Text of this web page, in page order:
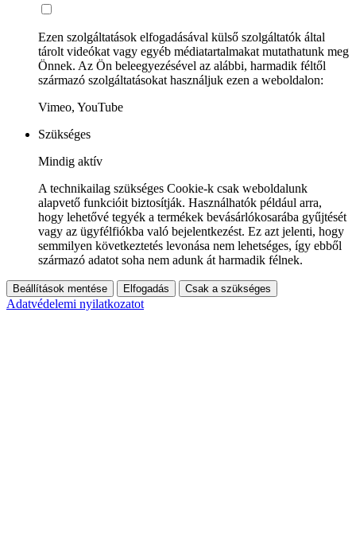
Ezen szolgáltatások elfogadásával külső szolgáltatók által
tárolt videókat vagy egyéb médiatartalmakat mutathatunk meg
Önnek. Az Ön beleegyezésével az alábbi, harmadik féltől
származó szolgáltatásokat használjuk ezen a weboldalon:
Vimeo, YouTube
Szükséges
Mindig aktív
A technikailag szükséges Cookie-k csak weboldalunk
alapvető funkcióit biztosítják. Használhatók például arra,
hogy lehetővé tegyék a termékek bevásárlókosarába gyűjtését
vagy az ügyfélfiókba való bejelentkezést. Ez azt jelenti, hogy
semmilyen következtetés levonása nem lehetséges, így ebből
származó adatot soha nem adunk át harmadik félnek.
Beállítások mentése Elfogadás Csak a szükséges
Adatvédelemi nyilatkozatot